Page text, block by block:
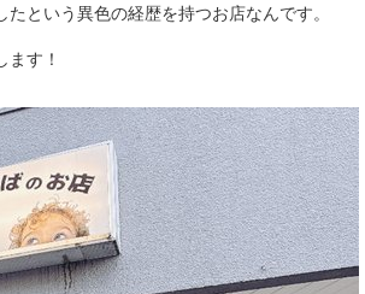
という異色の経歴を持つお店なんです。
す！